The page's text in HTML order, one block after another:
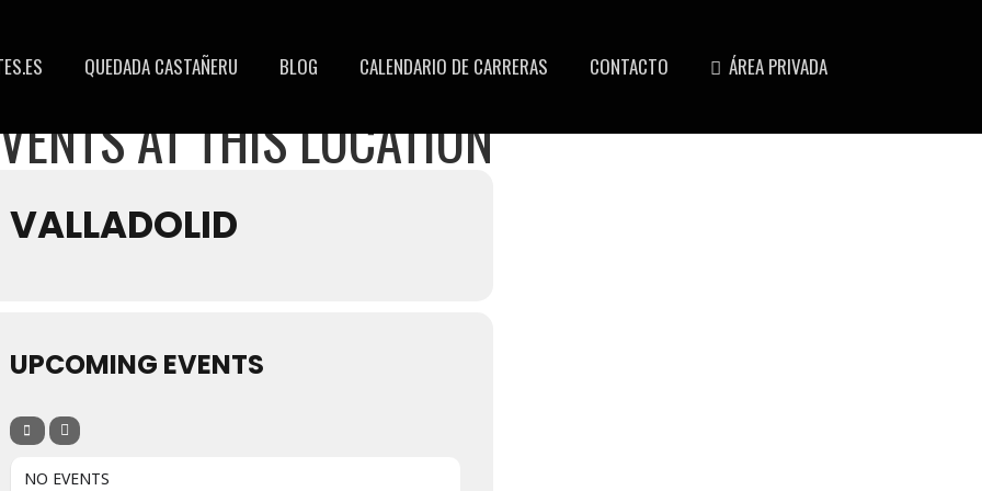
QUEDADA CASTAÑERU BLOG CALENDARIO DE CARRERAS CONTACTO ÁREA PRIVADA
AT THIS LOCATION
VALLADOLID
UPCOMING EVENTS
NO EVENTS